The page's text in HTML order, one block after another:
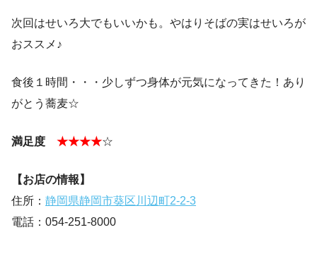
次回はせいろ大でもいいかも。やはりそばの実はせいろが
おススメ♪
食後１時間・・・少しずつ身体が元気になってきた！あり
がとう蕎麦☆
満足度 ★★★★☆
【お店の情報】
住所： 静岡県静岡市葵区川辺町2-2-3
電話：054-251-8000